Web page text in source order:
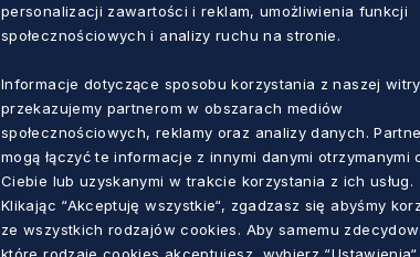
jest ten idealny? To taki, jaki nam
zaczynają się od kilkudziesięciu groszy
do 100 zł (sztuka) za taki 300-
złota nadziany aksamitnym muślinowym
z szafranem. Warto dodać, że według
Paribas w poprzednich latach tego dnia
milionów pączków, co oznacza, że
pączka.
personalizacji zawartości i reklam, umożliwienia funkcji
społecznościowych i analizy ruchu na stronie.
Informacje dotyczące sposobu korzystania z naszej
przekazujemy partnerom w obszarach mediów
społecznościowych, reklamy oraz analizy danych.
mogą łączyć te informacje z innymi danymi otrzymanymi
Ciebie lub uzyskanymi w trakcie korzystania z ich usług.
Klikając “Akceptuję wszystkie“, zgadzasz się abyśmy
ze wszystkich rodzajów cookies. Aby samemu
które rodzaje cookies akceptujesz, wybierz “Ustawienia“.